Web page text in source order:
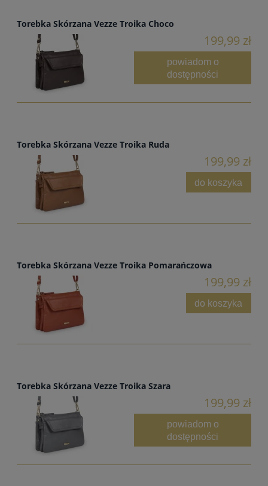
Torebka Skórzana Vezze Troika Choco
199,99 zł
powiadom o
dostępności
Torebka Skórzana Vezze Troika Ruda
199,99 zł
do koszyka
Torebka Skórzana Vezze Troika Pomarańczowa
199,99 zł
do koszyka
Torebka Skórzana Vezze Troika Szara
199,99 zł
powiadom o
dostępności